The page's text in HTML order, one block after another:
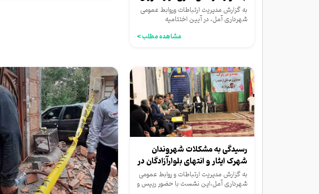
مازندران
به گزارش مدیریت ارتباطات وروابط عمومی
شهرداری آمل، در آیین اختتامیه
مشاهده مطلب >
رسیدگی به مشکلات شهروندان
شهرک ایثار و انتهای بلوارآزادگان در
دیدار...
به گزارش مدیریت ارتباطات و روابط عمومی
شهرداری آمل،این نشست با حضور رییس و